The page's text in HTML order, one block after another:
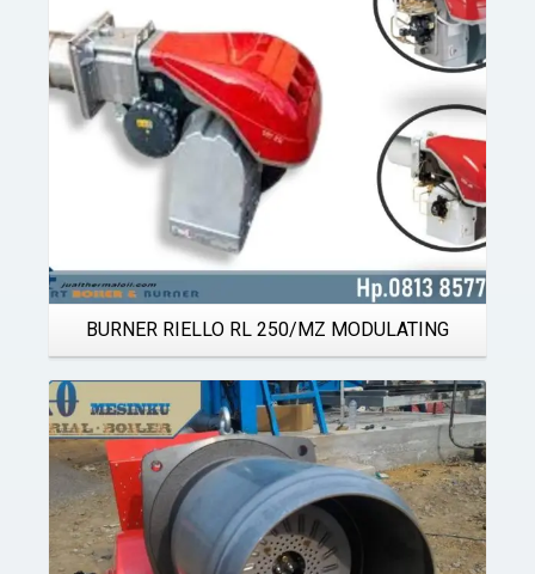
BURNER RIELLO RL 250/MZ MODULATING
Details